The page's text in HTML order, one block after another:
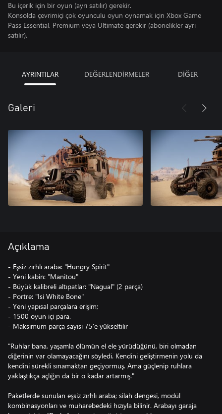
Bu içerik için bir oyun (ayrı satılır) gerekir.
Konsolda çevrimiçi çok oyunculu oyun oynamak için Xbox Game
Pass Essential, Premium veya Ultimate gerekir (abonelikler ayrı
satılır).
AYRINTILAR DEĞERLENDİRMELER DİĞER
Galeri
Açıklama
- Eşsiz zırhlı araba: "Hungry Spirit"
- Yeni kabin: "Manitou"
- Büyük kalibreli altıpatlar: "Nagual" (2 parça)
- Portre: "Isi White Bone"
- Yeni yapısal parçalara erişim;
- 1500 oyun içi para.
- Maksimum parça sayısı 75'e yükseltilir
"Ruhlar bana, yaşamla ölümün el ele yürüdüğünü, biri olmadan
diğerinin var olamayacağını söyledi. Kendini geliştirmenin yolu da
kendini sürekli sınamaktan geçiyormuş. Ama güçlenip ruhlara
yaklaştıkça açlığın da bir o kadar artarmış."
Paketlerde sunulan eşsiz zırhlı araba; silah dengesi, modül
kombinasyonları ve muharebedeki hızıyla bilinir. Arabayı garaja